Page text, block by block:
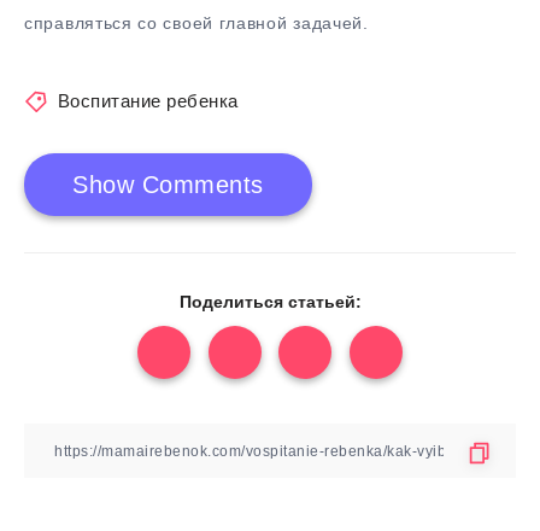
справляться со своей главной задачей.
Воспитание ребенка
Show Comments
Поделиться статьей: